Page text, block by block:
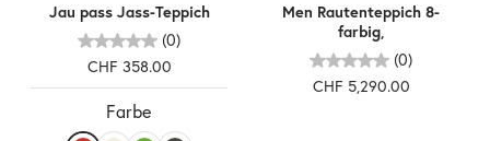
Jau pass Jass-Teppich
(0)
CHF 358.00
Farbe
Men Rautenteppich 8-
farbig,
(0)
CHF 5,290.00